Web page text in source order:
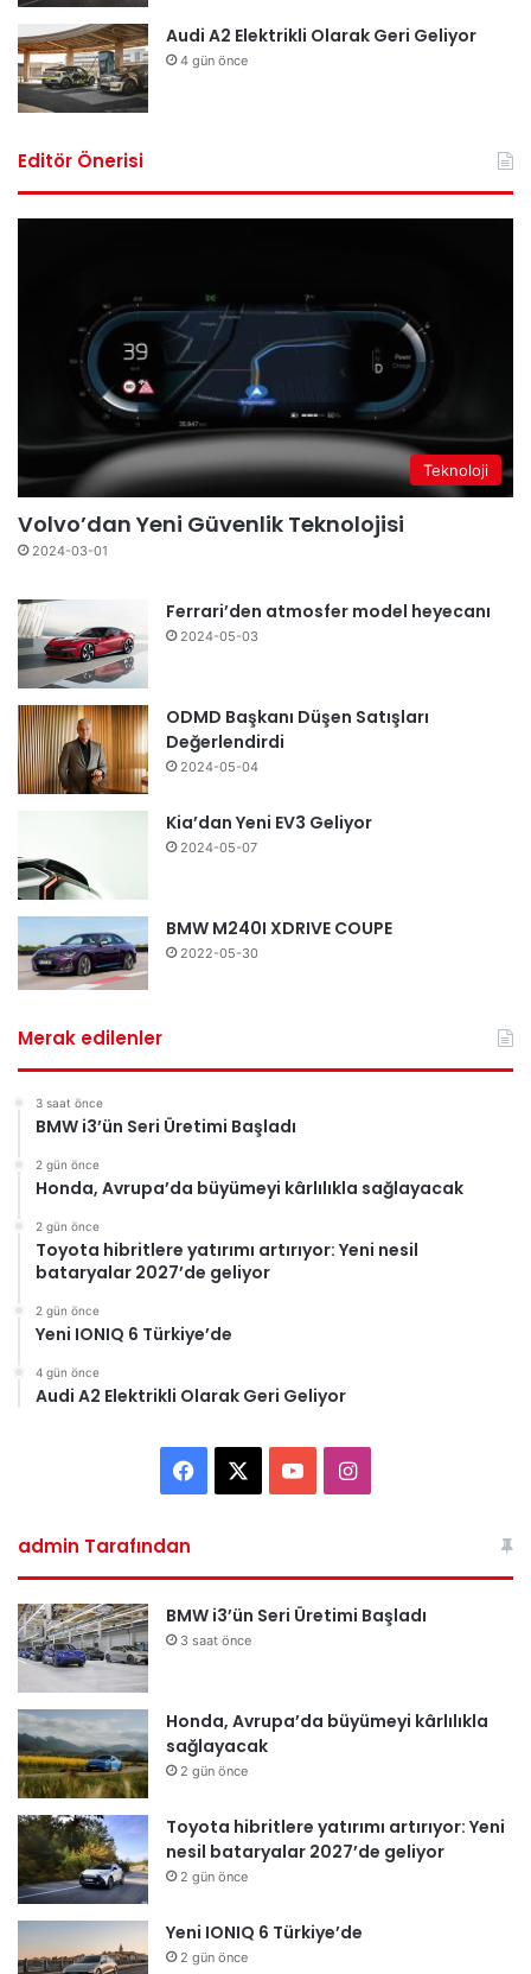
Audi A2 Elektrikli Olarak Geri Geliyor
4 gün önce
Editör Önerisi
Teknoloji
Volvo’dan Yeni Güvenlik Teknolojisi
2024-03-01
Ferrari’den atmosfer model heyecanı
2024-05-03
ODMD Başkanı Düşen Satışları
Değerlendirdi
2024-05-04
Kia’dan Yeni EV3 Geliyor
2024-05-07
BMW M240I XDRIVE COUPE
2022-05-30
Merak edilenler
3 saat önce
BMW i3’ün Seri Üretimi Başladı
2 gün önce
Honda, Avrupa’da büyümeyi kârlılıkla sağlayacak
2 gün önce
Toyota hibritlere yatırımı artırıyor: Yeni nesil
bataryalar 2027’de geliyor
2 gün önce
Yeni IONIQ 6 Türkiye’de
4 gün önce
Audi A2 Elektrikli Olarak Geri Geliyor
Facebook YouTubeInstagram
admin Tarafından
BMW i3’ün Seri Üretimi Başladı
3 saat önce
Honda, Avrupa’da büyümeyi kârlılıkla
sağlayacak
2 gün önce
Toyota hibritlere yatırımı artırıyor: Yeni
nesil bataryalar 2027’de geliyor
2 gün önce
Yeni IONIQ 6 Türkiye’de
2 gün önce